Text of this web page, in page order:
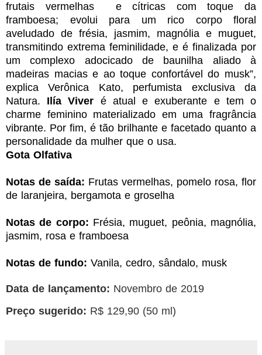
frutais vermelhas e cítricas com toque da
framboesa; evolui para um rico corpo floral
aveludado de frésia, jasmim, magnólia e muguet,
transmitindo extrema feminilidade, e é finalizada por
um complexo adocicado de baunilha aliado à
madeiras macias e ao toque confortável do musk”,
explica Verônica Kato, perfumista exclusiva da
Natura. Ilía Viver é atual e exuberante e tem o
charme feminino materializado em uma fragrância
vibrante. Por fim, é tão brilhante e facetado quanto a
personalidade da mulher que o usa.
Gota Olfativa
Notas de saída: Frutas vermelhas, pomelo rosa, flor
de laranjeira, bergamota e groselha
Notas de corpo: Frésia, muguet, peônia, magnólia,
jasmim, rosa e framboesa
Notas de fundo: Vanila, cedro, sândalo, musk
Data de lançamento: Novembro de 2019
Preço sugerido: R$ 129,90 (50 ml)